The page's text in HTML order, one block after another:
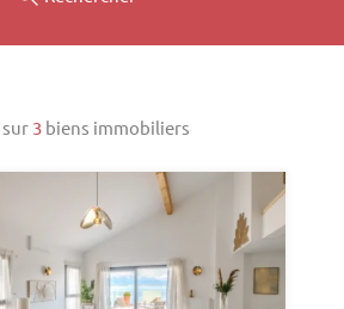
sur 3 biens immobiliers